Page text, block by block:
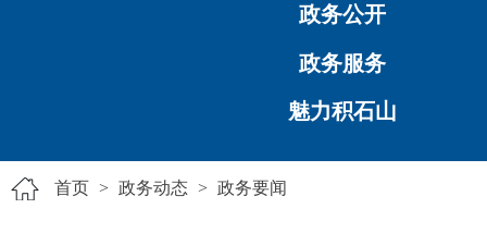
政务公开
政务服务
魅力积石山
首页 > 政务动态 > 政务要闻